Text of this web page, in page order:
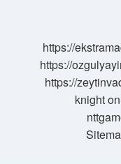
https://
https://
https://
knight